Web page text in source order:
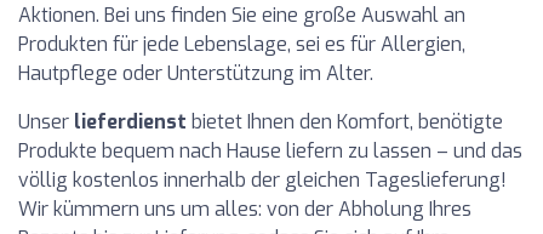
Aktionen. Bei uns finden Sie eine große Auswahl an
Produkten für jede Lebenslage, sei es für Allergien,
Hautpflege oder Unterstützung im Alter.
Unser lieferdienst bietet Ihnen den Komfort, benötigte
Produkte bequem nach Hause liefern zu lassen – und das
völlig kostenlos innerhalb der gleichen Tageslieferung!
Wir kümmern uns um alles: von der Abholung Ihres